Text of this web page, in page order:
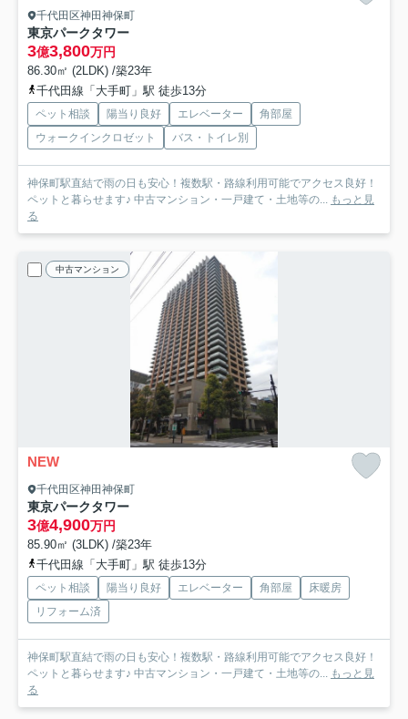
千代田区神田神保町
東京パークタワー
3億3,800万円
86.30㎡ (2LDK) /築23年
千代田線「大手町」駅 徒歩13分
ペット相談 陽当り良好 エレベーター
角部屋
ウォークインクロゼット
バス・トイレ別
神保町駅直結で雨の日も安心！複数駅・路線利用可能でアクセス良好！
ペットと暮らせます♪ 中古マンション・一戸建て・土地等の... もっと見
る
中古マンション
NEW
千代田区神田神保町
東京パークタワー
3億4,900万円
85.90㎡ (3LDK) /築23年
千代田線「大手町」駅 徒歩13分
ペット相談 陽当り良好 エレベーター 角部屋
床暖房
リフォーム済
神保町駅直結で雨の日も安心！複数駅・路線利用可能でアクセス良好！
ペットと暮らせます♪ 中古マンション・一戸建て・土地等の... もっと見
る